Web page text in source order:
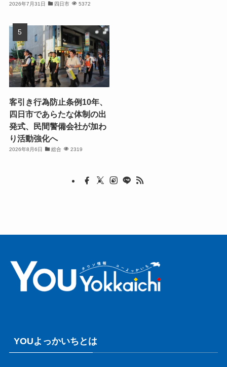
2026年7月31日 四日市 5372
客引き行為防止条例10年、
四日市であらたな体制の出
発式、民間警備会社が加わ
り活動強化へ
2026年8月6日 総合 2319
YOUよっかいちとは